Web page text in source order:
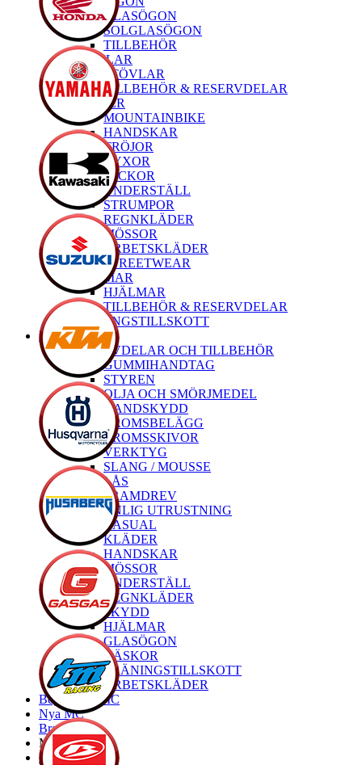
GLASÖGON
SOLGLASÖGON
TILLBEHÖR
STÖVLAR
STÖVLAR
TILLBEHÖR & RESERVDELAR
KLÄDER
MOUNTAINBIKE
HANDSKAR
TRÖJOR
BYXOR
JACKOR
UNDERSTÄLL
STRUMPOR
REGNKLÄDER
MÖSSOR
ARBETSKLÄDER
STREETWEAR
HJÄLMAR
HJÄLMAR
TILLBEHÖR & RESERVDELAR
TRÄNINGSTILLSKOTT
MTB
RESERVDELAR OCH TILLBEHÖR
GUMMIHANDTAG
STYREN
OLJA OCH SMÖRJMEDEL
HANDSKYDD
BROMSBELÄGG
BROMSSKIVOR
VERKTYG
SLANG / MOUSSE
LÅS
FRAMDREV
PERSONLIG UTRUSTNING
CASUAL
KLÄDER
HANDSKAR
MÖSSOR
UNDERSTÄLL
REGNKLÄDER
SKYDD
HJÄLMAR
GLASÖGON
VÄSKOR
TRÄNINGSTILLSKOTT
ARBETSKLÄDER
Begagnade MC
Nya MC
Brands
My Bike
Express order